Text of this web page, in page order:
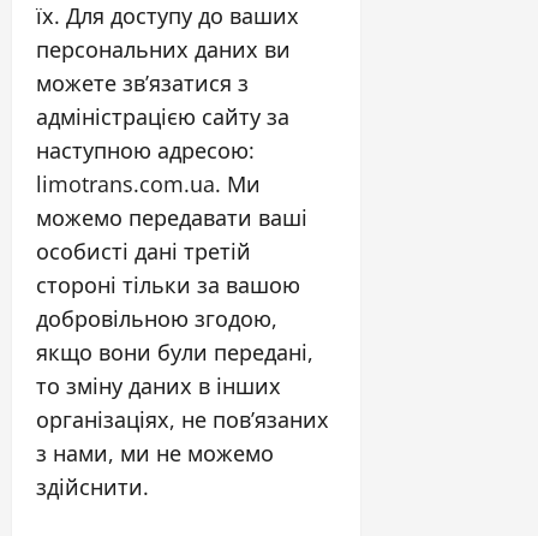
їх. Для доступу до ваших
персональних даних ви
можете зв’язатися з
адміністрацією сайту за
наступною адресою:
limotrans.com.ua. Ми
можемо передавати ваші
особисті дані третій
стороні тільки за вашою
добровільною згодою,
якщо вони були передані,
то зміну даних в інших
організаціях, не пов’язаних
з нами, ми не можемо
здійснити.